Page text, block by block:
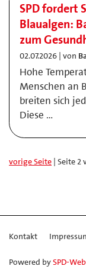
SPD fordert
Blaualgen:
zum
02.07.2026 | von
Hohe
Menschen an
breiten sich
Diese …
vorige Seite | Seite 2
Kontakt
Powered bySPD-